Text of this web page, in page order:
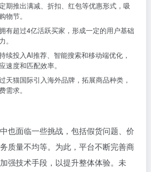
定期推出满减、折扣、红包等优惠形式，吸
物节。
拥有超过4亿活跃买家，形成一定的用户基础
。
持续投入AI推荐、智能搜索和移动端优化，
速度和匹配效率。
天猫国际引入海外品牌，拓展商品种类，
需求。
也面临一些挑战，包括假货问题、价
质量不均等。为此，平台不断完善商
强技术手段，以提升整体体验。未